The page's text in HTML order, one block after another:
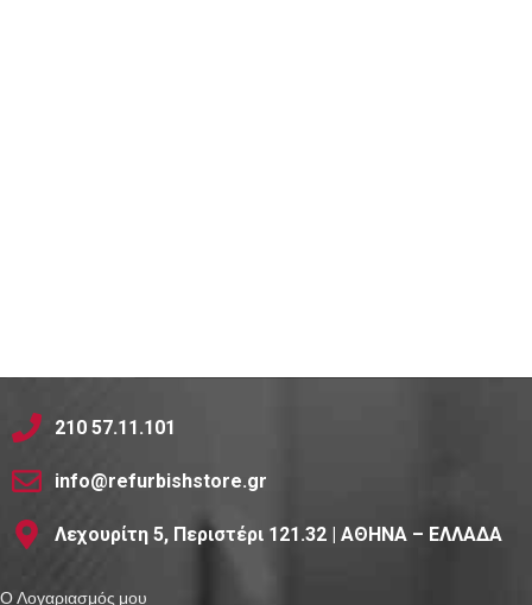
210 57.11.101
info@refurbishstore.gr
Λεχουρίτη 5, Περιστέρι 121.32 | ΑΘΗΝΑ – ΕΛΛΑΔΑ
Ο Λογαριασμός μου